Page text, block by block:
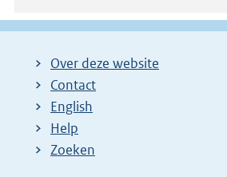
Over deze website
Contact
English
Help
Zoeken